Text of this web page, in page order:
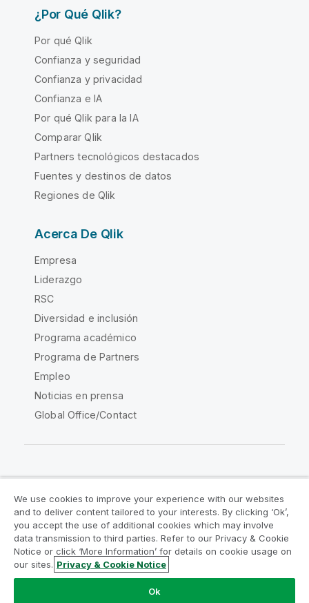
¿Por Qué Qlik?
Por qué Qlik
Confianza y seguridad
Confianza y privacidad
Confianza e IA
Por qué Qlik para la IA
Comparar Qlik
Partners tecnológicos destacados
Fuentes y destinos de datos
Regiones de Qlik
Acerca De Qlik
Empresa
Liderazgo
RSC
Diversidad e inclusión
Programa académico
Programa de Partners
Empleo
Noticias en prensa
Global Office/Contact
Acuerdos legales
Condiciones del producto
Legal Policies
Política legal
Condiciones de uso
Marcas comerciales
Do Not Share My Info
Copyright © 1993-2026 QlikTech International AB.
We use cookies to improve your experience with our websites
and to deliver content tailored to your interests. By clicking ‘Ok’,
you accept the use of additional cookies which may involve
data transmission to third parties. Refer to our Privacy & Cookie
Notice or click ‘More Information’ for details on cookie usage on
our sites. Privacy & Cookie Notice
Ok